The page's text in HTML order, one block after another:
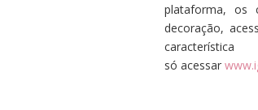
plataforma, os
decoração,
só acessar